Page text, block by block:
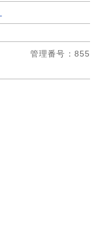
管理番号 ：855